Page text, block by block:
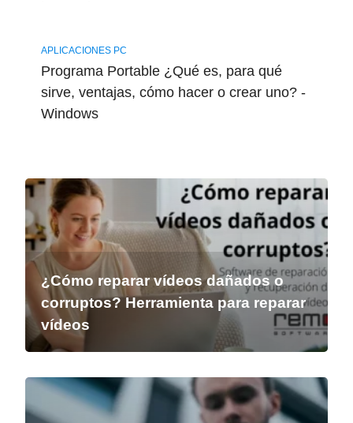
APLICACIONES PC
Programa Portable ¿Qué es, para qué
sirve, ventajas, cómo hacer o crear uno? -
Windows
¿Cómo reparar vídeos dañados o
corruptos? Herramienta para reparar
vídeos